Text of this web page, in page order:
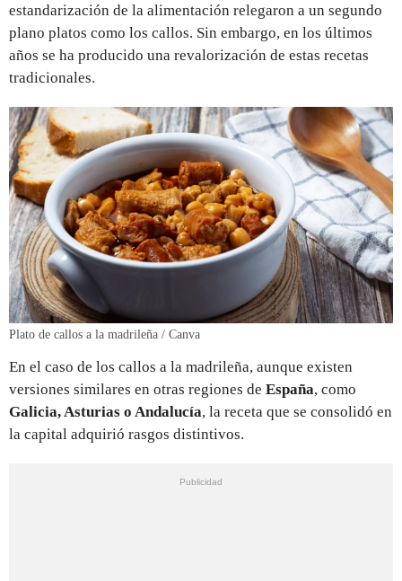
estandarización de la alimentación relegaron a un segundo
plano platos como los callos. Sin embargo, en los últimos
años se ha producido una revalorización de estas recetas
tradicionales.
Plato de callos a la madrileña / Canva
En el caso de los callos a la madrileña, aunque existen
versiones similares en otras regiones de España, como
Galicia, Asturias o Andalucía, la receta que se consolidó en
la capital adquirió rasgos distintivos.